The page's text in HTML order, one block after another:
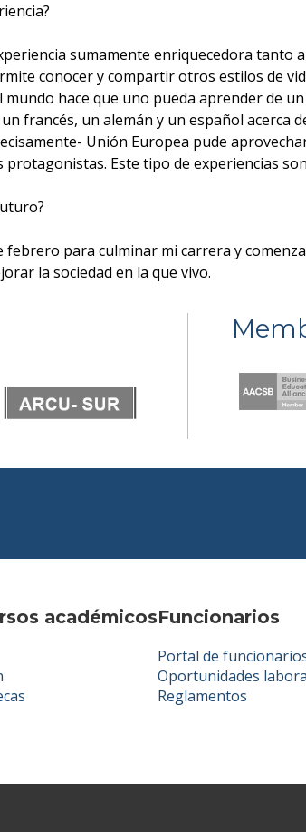
sumamente enriquecedora
conocer y compartir otros estilos de
hace que uno pueda aprender de
francés, un alemán y un español acerca
Unión Europea pude
Este tipo de experiencias
febrero para culminar mi carrera y
la sociedad en la que vivo.
académicosFuncionarios
Portal de
Oportunidades
Reglamentos